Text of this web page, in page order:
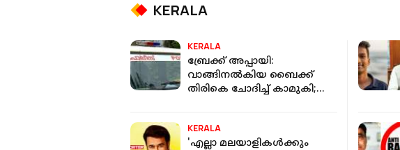
KERALA
KERALA
ബ്രേക്ക് അപ്പായി:
വാങ്ങിനൽകിയ ബൈക്ക്
തിരികെ ചോദിച്ച് കാമുകി;
സംഘവും
KERALA
'എല്ലാ മലയാളികള്‍ക്കും